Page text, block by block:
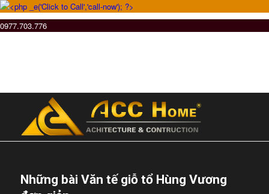
0977.703.776
Những bài Văn tế giỗ tổ Hùng Vương